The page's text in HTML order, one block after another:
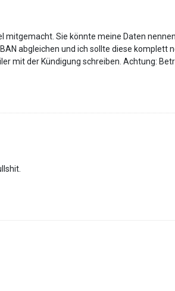
Sie könnte meine Daten
abgleichen und ich sollte diese komplett
mit der Kündigung schreiben. Achtung: